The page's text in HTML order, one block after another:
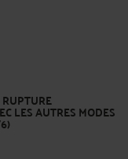
LES AUTRES MODES